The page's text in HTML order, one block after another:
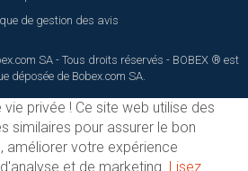
de gestion des avis
SA - Tous droits réservés - BOBEX ® est
déposée de Bobex.com SA.
privée ! Ce site web utilise des
similaires pour assurer le bon
améliorer votre expérience
et de marketing. Lisez